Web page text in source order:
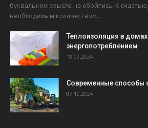
буквальном смысле не обойтись. К
необходимым количеством...
Теплоизоляция в
энергопотреблением
18.09.2024
Современные способы
07.10.2024